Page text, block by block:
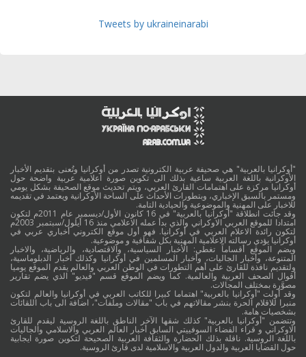
Tweets by ukraineinarabi
"أوكرانيا بالعربية" هي صحيفة عربية الكترونية تصدر من أوكرانيا وتُعنى بتقديم الأخبار
الأوكرانية باللغة العربية ساعية بذلك الى تكوين صورة اعلامية عربية واضحة حول
أوكرانيا مركزة على اهتمامات القارئ العربي، ويتم تحديث موقع الصحيفة بشكل يومي
ومستمر بالسبق الإخباري، وبتطورات الأحداث على الساحة الأوكرانية ويعتمد في تقديمه
للاخبار على المهنية والموضوعية والحيادية التامة.
وقد جائت انطلاقة "أوكرانيا بالعربية" في 16 كانون الأول/ديسمبر عام 2011م لتكون
امتدادا للموقع العربي الاوكراني والذي بدأ عمله الاعلامي منذ 16 أيلول/سبتمبر 2003م
لتكون رائدة الاعلام العربي في أوكرانيا. فهو أول موقع الكتروني أخباري عربي في
أوكرانيا يؤدي رسالته الاعلامية المهنية بكل شفافية و موضوعية.
ويضم الموقع أقساماً تغطي: الأخبار السياسية، والاقتصادية، والرياضية، والاخبار
المتنوعة، وأخبار الجاليات، وأخبار المسلمين في أوكرانيا وكذلك أخبار الدبلوماسية،
ولتقديم نافذة للقارئ على أهم التطورات في الوطن العربي والعالم يقدم الموقع يوميا
أقوال الصحف العربية والعالمية. كما ويضم الموقع قسم "فيديو" الذي يضم تقارير
مصوَّرة بمختلف المجالات.
وقد أولت "أوكرانيا بالعربية" اهتماما كبيرا للكاتب العربي في أوكرانيا والعالم لتكون
منبرا للاقلام الحرة بنشر مقالاتهم في باب "مقالات وملفات"، اضافة الى باب اللقائات
بشخصيات هامة.
وتتضمن "أوكرانيا بالعربية" كذلك شقها الآخر الناطق باللغة الروسية ليقدم للقارئ
الاوكراني و قراء الفضاء السوفييتي السابق أخبار العالم العربي والاسلامي والجاليات
باللغة الروسية. ناقلة بذلك الحضارة والثقافة العربية الصحيحة لتكوين صورة ايجابية
حول القضايا العربية والدول العربية والاسلامية لدى قارئ الروسية.